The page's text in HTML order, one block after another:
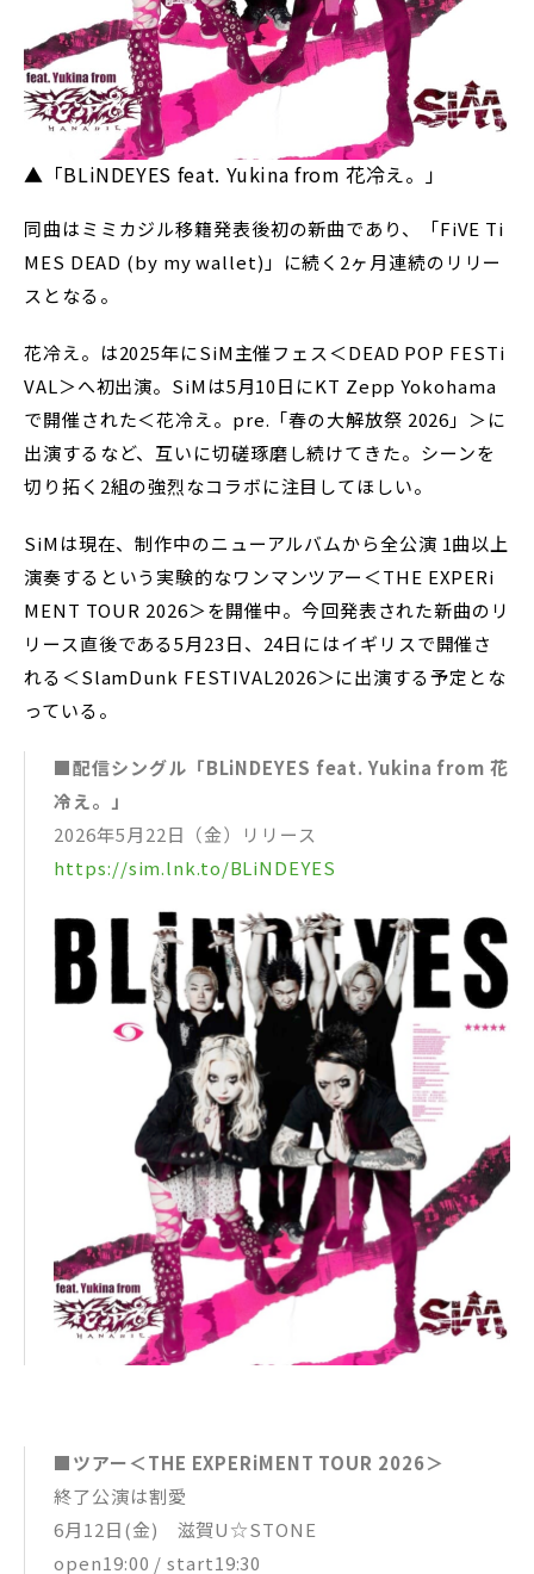
▲「BLiNDEYES feat. Yukina from 花冷え。」
同曲はミミカジル移籍発表後初の新曲であり、「FiVE Ti
MES DEAD (by my wallet)」に続く2ヶ月連続のリリー
スとなる。
花冷え。は2025年にSiM主催フェス＜DEAD POP FESTi
VAL＞へ初出演。SiMは5月10日にKT Zepp Yokohama
で開催された＜花冷え。pre.「春の大解放祭 2026」＞に
出演するなど、互いに切磋琢磨し続けてきた。シーンを
切り拓く2組の強烈なコラボに注目してほしい。
SiMは現在、制作中のニューアルバムから全公演 1曲以上
演奏するという実験的なワンマンツアー＜THE EXPERi
MENT TOUR 2026＞を開催中。今回発表された新曲のリ
リース直後である5月23日、24日にはイギリスで開催さ
れる＜SlamDunk FESTIVAL2026＞に出演する予定とな
っている。
■配信シングル「BLiNDEYES feat. Yukina from 花
冷え。」
2026年5月22日（金）リリース
https://sim.lnk.to/BLiNDEYES
■ツアー＜THE EXPERiMENT TOUR 2026＞
終了公演は割愛
6月12日(金) 滋賀U☆STONE
open19:00 / start19:30